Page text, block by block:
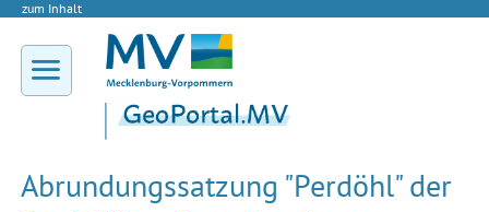
zum Inhalt
Abrundungssatzung "Perdöhl" der